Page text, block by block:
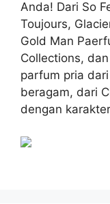
Anda! Dari So
Toujours,
Gold Man
Collections,
parfum pria
beragam, dari
dengan